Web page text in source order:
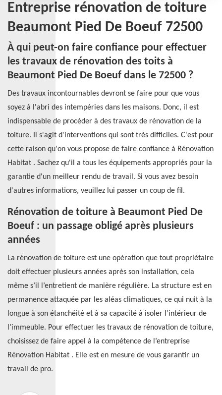
Entreprise rénovation de toiture
Beaumont Pied De Boeuf 72500
À qui peut-on faire confiance pour effectuer
les travaux de rénovation des toits à
Beaumont Pied De Boeuf dans le 72500 ?
Des travaux incontournables devront se faire pour que vous
soyez à l'abri des intempéries dans les maisons. Donc, il est
indispensable de procéder à des travaux de rénovation de la
toiture. Il s'agit d'interventions qui sont très difficiles. C'est pour
cette raison qu'on vous propose de faire confiance à Rénovation
Habitat . Sachez qu'il a tous les équipements appropriés pour la
garantie d'un meilleur rendu de travail. Si vous avez besoin
d'autres informations, veuillez lui passer un coup de fil.
Rénovation de toiture à Beaumont Pied De
Boeuf : un passage obligé après plusieurs
années
La rénovation de toiture est une opération que tout propriétaire
doit effectuer plusieurs années après son installation, cela
même s’il l’entretient de manière régulière. La structure est en
permanence attaquée par les aléas climatiques, ce qui nuit à la
longue à son étanchéité et à sa capacité à isoler l’intérieur de
l’immeuble. Pour effectuer les travaux de rénovation de toiture,
choisissez de faire appel à la compétence de l’entreprise
Rénovation Habitat . Elle est en mesure de vous garantir un
travail de pro.